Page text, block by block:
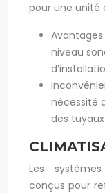
pour une unité
niveau
nécessité
des tuyaux.
Les
conçus pour